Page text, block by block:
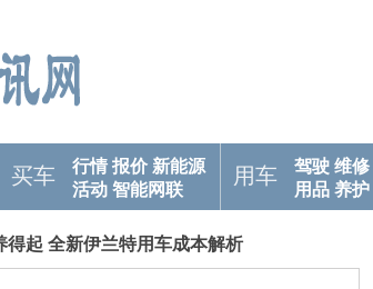
买车 行情 报价 新能源
活动 智能网联
用车 驾驶 维修
用品 养护
得起 全新伊兰特用车成本解析